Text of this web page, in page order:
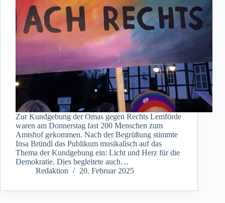
Zur Kundgebung der Omas gegen Rechts Lemförde
waren am Donnerstag fast 200 Menschen zum
Amtshof gekommen. Nach der Begrüßung stimmte
Insa Bründl das Publikum musikalisch auf das
Thema der Kundgebung ein: Licht und Herz für die
Demokratie. Dies begleitete auch…
Redaktion
20. Februar 2025